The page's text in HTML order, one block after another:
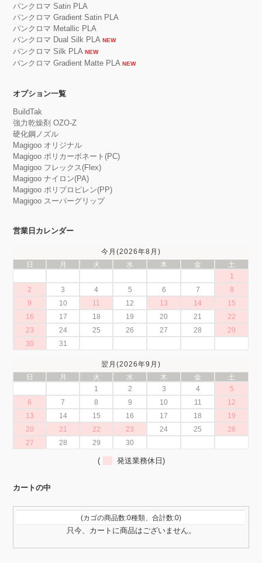
パンクロマ Satin PLA
パンクロマ Gradient Satin PLA
パンクロマ Metallic PLA
パンクロマ Dual Silk PLA NEW
パンクロマ Silk PLA NEW
パンクロマ Gradient Matte PLA NEW
オプション一覧
BuildTak
強力乾燥剤 OZO-Z
硬化鋼ノズル
Magigoo オリジナル
Magigoo ポリカーボネート(PC)
Magigoo フレックス(Flex)
Magigoo ナイロン(PA)
Magigoo ポリプロピレン(PP)
Magigoo スーパーグリップ
営業日カレンダー
今月(2026年8月)
日
月 火 水 木 金
土
1
2
3 4 5 6 7
8
9
10 11 12 13 14
15
16
17 18 19 20 21
22
23
24 25 26 27 28
29
30
31
翌月(2026年9月)
日
月 火 水 木 金
土
1
2 3 4
5
6
7 8 9 10 11
12
13
14 15 16 17 18
19
20
21 22 23 24 25
26
27
28 29 30
( 発送業務休日)
カートの中
(カゴの商品数:0種類、合計数:0)
只今、カートに商品はございません。